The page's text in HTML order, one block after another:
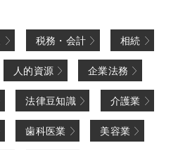
税務・会計 相続
人的資源 企業法務
法律豆知識 介護業
歯科医業 美容業